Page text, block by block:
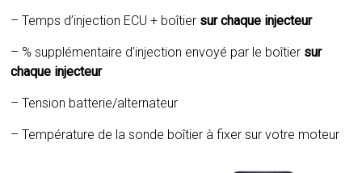
– Temps d’injection ECU + boîtier sur chaque injecteur
– % supplémentaire d’injection envoyé par le boîtier sur
chaque injecteur
– Tension batterie/alternateur
– Température de la sonde boîtier à fixer sur votre moteur